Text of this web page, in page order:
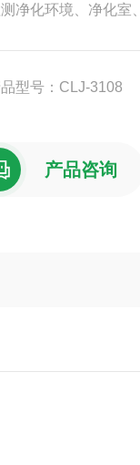
净化环境、净化室
型号：CLJ-3108
产品咨询